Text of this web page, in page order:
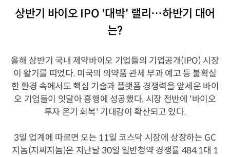
상반기 바이오 IPO '대박' 랠리…하반기 대어
는?
올해 상반기 국내 제약바이오 기업들의 기업공개(IPO) 시장
이 활기를 띠었다. 미국의 의약품 관세 부과 예고 등 불확실
한 환경 속에서도 핵심 기술과 플랫폼 경쟁력을 앞세운 바이
오 기업들이 잇달아 흥행에 성공했다. 시장 전반에 '바이오
투자 온기 회복' 기대감이 확산되고 있다.
3일 업계에 따르면 오는 11일 코스닥 시장에 상장하는 GC
지놈(지씨지놈)은 지난달 30일 일반청약 경쟁률 484.1대 1